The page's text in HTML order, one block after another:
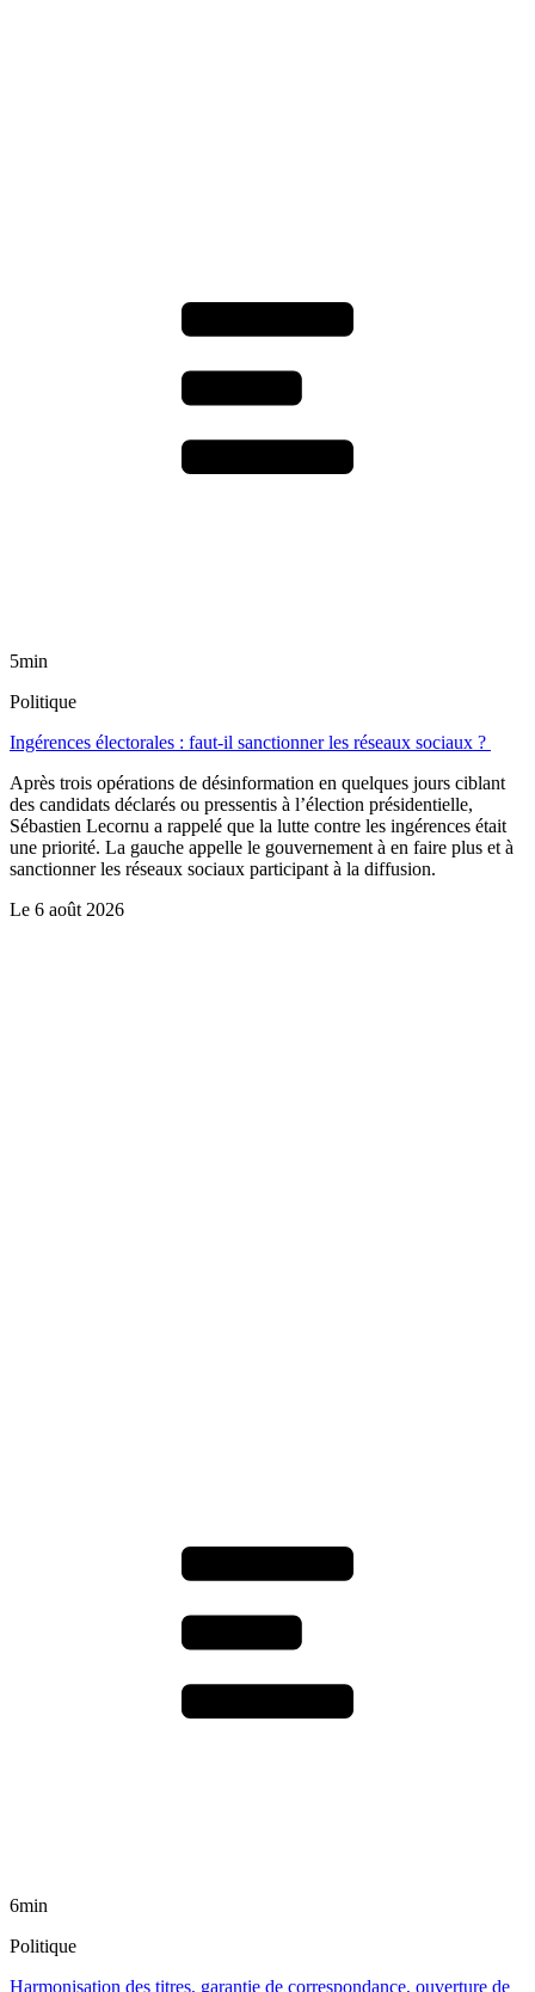
5min
Politique
Ingérences électorales : faut-il sanctionner les réseaux sociaux ?
Après trois opérations de désinformation en quelques jours ciblant
des candidats déclarés ou pressentis à l’élection présidentielle,
Sébastien Lecornu a rappelé que la lutte contre les ingérences était
une priorité. La gauche appelle le gouvernement à en faire plus et à
sanctionner les réseaux sociaux participant à la diffusion.
Le 6 août 2026
6min
Politique
Harmonisation des titres, garantie de correspondance, ouverture de